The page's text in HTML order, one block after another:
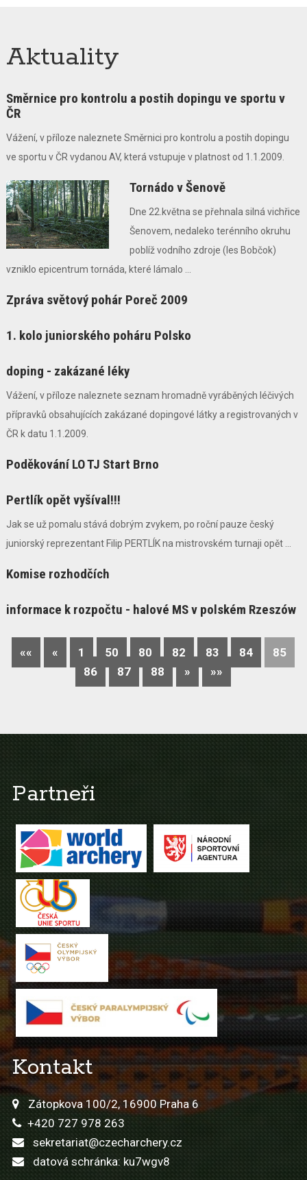
Aktuality
Směrnice pro kontrolu a postih dopingu ve sportu v
ČR
Vážení, v příloze naleznete Směrnici pro kontrolu a postih dopingu
ve sportu v ČR vydanou AV, která vstupuje v platnost od 1.1.2009.
Tornádo v Šenově
Dne 22.května se přehnala silná vichřice
Šenovem, nedaleko terénního okruhu
poblíž vodního zdroje (les Bobčok)
vzniklo epicentrum tornáda, které lámalo ...
Zpráva světový pohár Poreč 2009
1. kolo juniorského poháru Polsko
doping - zakázané léky
Vážení, v příloze naleznete seznam hromadně vyráběných léčivých
přípravků obsahujících zakázané dopingové látky a registrovaných v
ČR k datu 1.1.2009.
Poděkování LO TJ Start Brno
Pertlík opět vyšíval!!!
Jak se už pomalu stává dobrým zvykem, po roční pauze český
juniorský reprezentant Filip PERTLÍK na mistrovském turnaji opět ...
Komise rozhodčích
informace k rozpočtu - halové MS v polském Rzeszów
«« « 1 50 80 82 83 84
85
86
87 88 » »»
Partneři
Kontakt
Zátopkova 100/2, 16900 Praha 6
+420 727 978 263
sekretariat@czecharchery.cz
datová schránka: ku7wgv8